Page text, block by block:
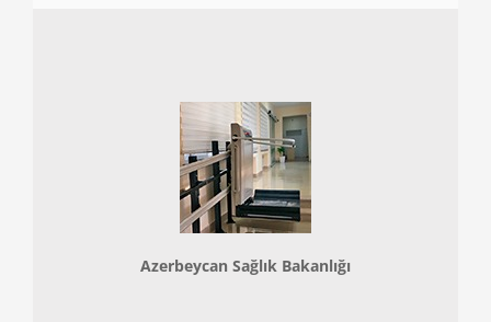
Azerbeycan Sağlık Bakanlığı